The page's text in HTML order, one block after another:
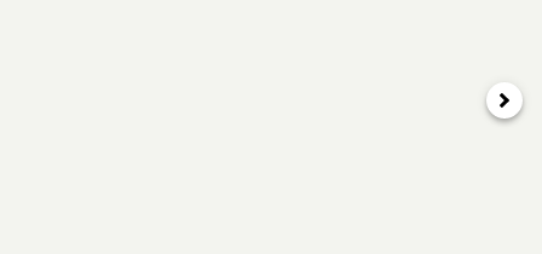
次へ